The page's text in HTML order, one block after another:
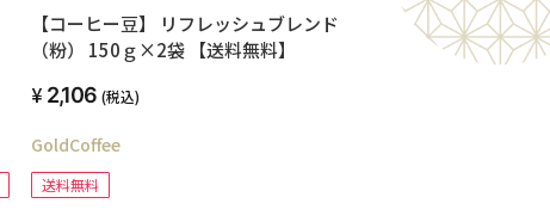
【コーヒー豆】 リフレッシュブレンド
（粉） 150ｇ×2袋 【送料無料】
2,106 (税込)
GoldCoffee
送料無料